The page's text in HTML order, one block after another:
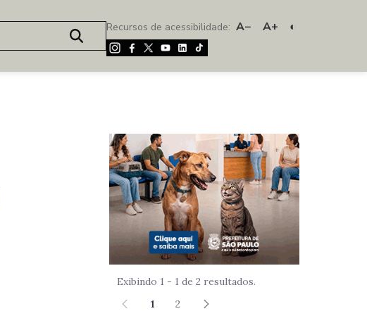
Recursos de acessibilidade: A− A+ ◐
Imagem de
Exibindo 1 - 1 de 2 resultados.
1
2